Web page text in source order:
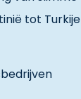
tot Turkije